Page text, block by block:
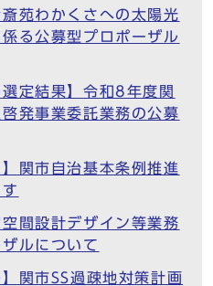
苑わかくさへの太陽光
る公募型プロポーザル
選定結果】令和8年度関
発事業委託業務の公募
関市自治基本条例推進
間設計デザイン等業務
ルについて
関市SS過疎地対策計画